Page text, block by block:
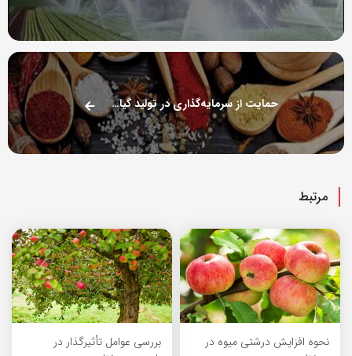
حمایت از سرمایه‌گذاری در تولید گیاهان دارویی
مرتبط
نحوه افزایش درشتی میوه در
بررسی عوامل تأثیرگذار در